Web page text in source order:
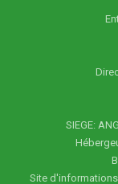
SIEGE:
Site